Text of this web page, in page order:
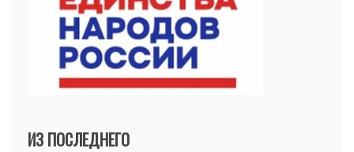
ИЗ ПОСЛЕДНЕГО